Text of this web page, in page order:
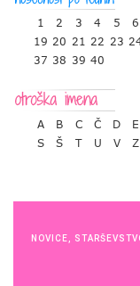
1 2 3 4 5 6
19 20 21 22 23
37 38 39 40
A B C Č D E
S
Š T U V Z
NOVICE